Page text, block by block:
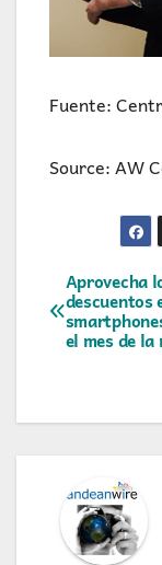
Fuente:
Source: AW
de
Aprovecha
descuentos
el mes de la